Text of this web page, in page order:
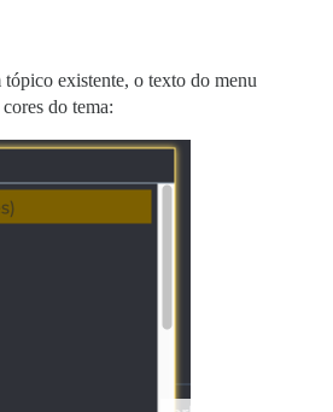
existente, o texto do menu
do tema: